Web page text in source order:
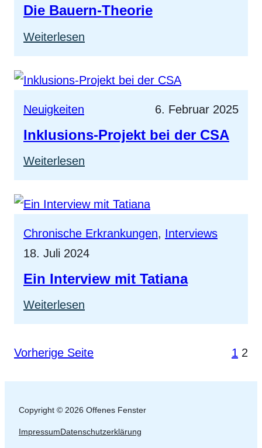
Die Bauern-Theorie
Weiterlesen
Die
Bauern-
Neuigkeiten
6. Februar 2025
Inklusions-Projekt bei der CSA
Weiterlesen
Inklusions-
Projekt
der
CSA
Chronische Erkrankungen, Interviews
18. Juli 2024
Ein Interview mit Tatiana
Weiterlesen
Ein
Tatiana
Vorherige Seite 1 2
Copyright © 2026 Offenes Fenster
ImpressumDatenschutzerklärung